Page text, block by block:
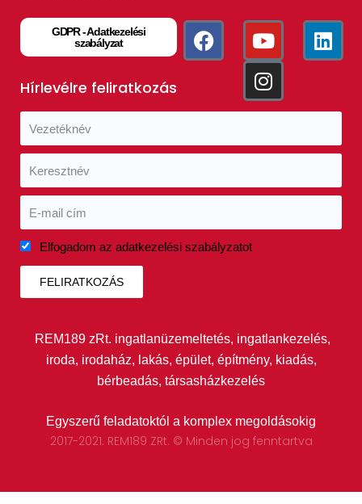
GDPR - Adatkezelési
szabályzat
Hírlevélre feliratkozás
Elfogadom az adatkezelési szabályzatot
FELIRATKOZÁS
REM189 zRt. ingatlanüzemeltetés, ingatlankezelés,
iroda, irodaház, lakás, épület, építmény, kiadás,
bérbeadás, társasházkezelés
Egyszerű feladatoktól a komplex megoldásokig
2017-2021. REM189 ZRt. © Minden jog fenntartva